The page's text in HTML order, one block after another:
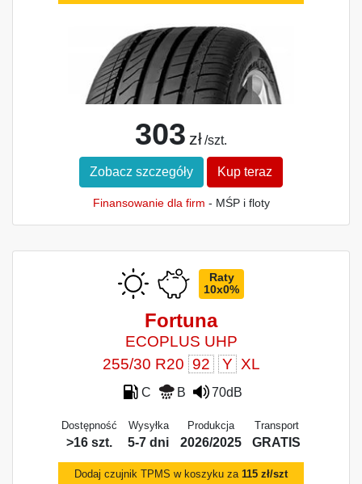
303 zł /szt.
Zobacz szczegóły Kup teraz
Finansowanie dla firm - MŚP i floty
Raty
10x0%
Fortuna
ECOPLUS UHP
255/30 R20 92 Y XL
C B 70dB
Dostępność
>16 szt.
Wysyłka
5-7 dni
Produkcja
2026/2025
Transport
GRATIS
Dodaj czujnik TPMS w koszyku za 115 zł/szt